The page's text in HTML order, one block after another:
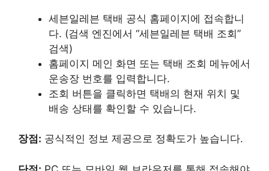
세븐일레븐 택배 공식 홈페이지에 접속합니
다. (검색 엔진에서 “세븐일레븐 택배 조회”
검색)
홈페이지 메인 화면 또는 택배 조회 메뉴에서
운송장 번호를 입력합니다.
조회 버튼을 클릭하면 택배의 현재 위치 및
배송 상태를 확인할 수 있습니다.
장점: 공식적인 정보 제공으로 정확도가 높습니다.